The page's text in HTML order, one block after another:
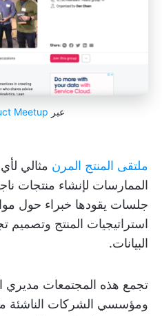
عبر Meetup
ملتقى المنتج المرن مثالي
الممارسات لإنشاء منتجات
جلسات يقودها خبراء حول
استراتيجيات المنتج وتصميم
البيانات.
تجمع هذه المجتمعات مديري
ومؤسسي الشركات الناشئة